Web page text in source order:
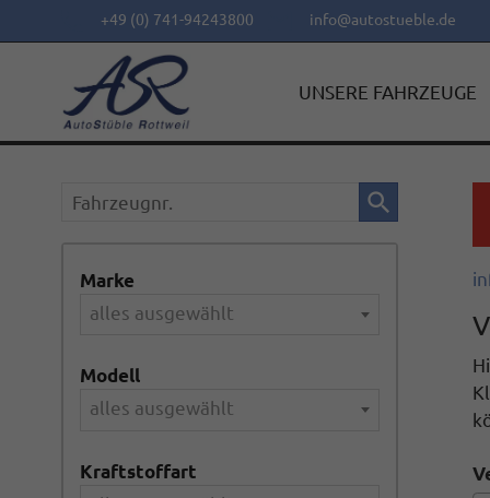
+49 (0) 741-94243800 info@autostueble.de
UNSERE FAHRZEUGE
Fahrzeugnr.
Marke
alles ausgewählt
Modell
alles ausgewählt
Kraftstoffart